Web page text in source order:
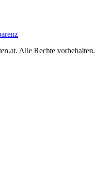
. Alle Rechte vorbehalten.